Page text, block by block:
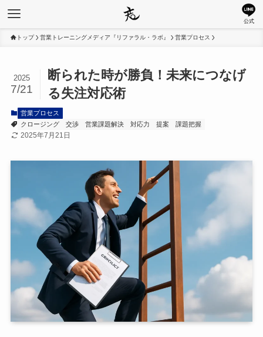
公式
トップ 営業トレーニングメディア『リファラル・ラボ』 営業プロセス
断られた時が勝負！未来につなげ
る失注対応術
2025
7/21
営業プロセス
クロージング
交渉 営業課題解決 対応力 提案 課題把握
2025年7月21日